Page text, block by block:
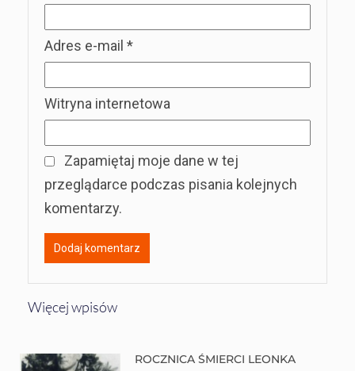
Adres e-mail *
Witryna internetowa
Zapamiętaj moje dane w tej
przeglądarce podczas pisania kolejnych
komentarzy.
Więcej wpisów
ROCZNICA ŚMIERCI LEONKA